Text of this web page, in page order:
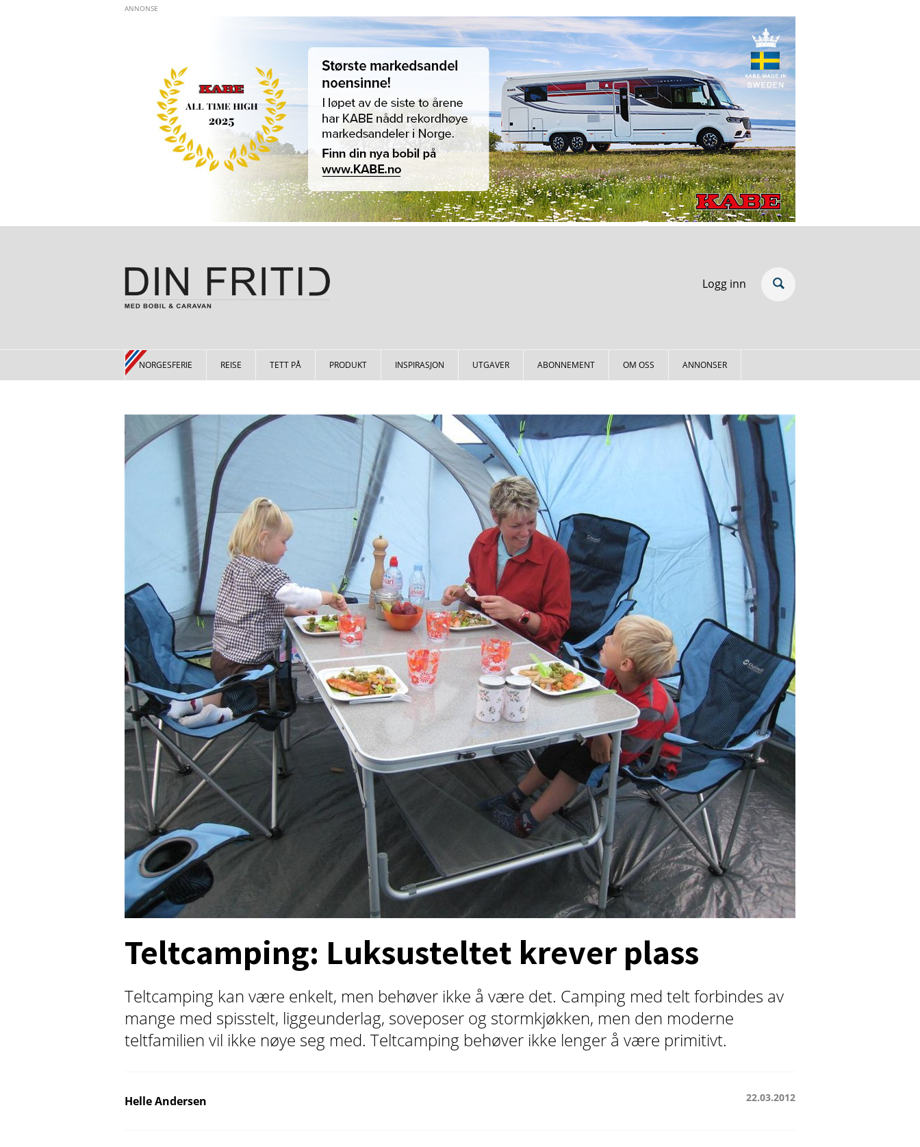
Logg inn
NORGESFERIE REISE TETT PÅ PRODUKT INSPIRASJON UTGAVER ABONNEMENT OM OSS ANNONSER
Teltcamping: Luksusteltet krever plass
Teltcamping kan være enkelt, men behøver ikke å være det. Camping med telt forbindes av
mange med spisstelt, liggeunderlag, soveposer og stormkjøkken, men den moderne
teltfamilien vil ikke nøye seg med. Teltcamping behøver ikke lenger å være primitivt.
Helle Andersen 22.03.2012